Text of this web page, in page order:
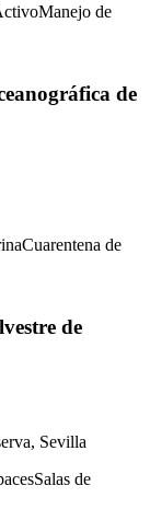
Manejo de
de
Cuarentena de
de
Sevilla
Salas de